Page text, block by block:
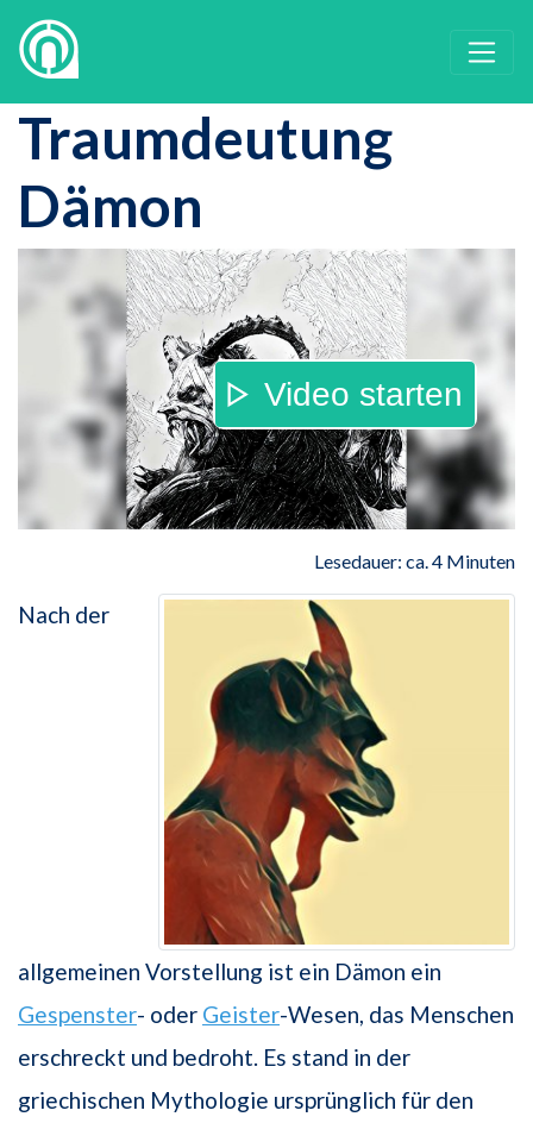
Traumdeutung
Dämon
Video starten
Lesedauer: ca. 4 Minuten
Nach der
allgemeinen Vorstellung ist ein Dämon ein
Gespenster- oder Geister-Wesen, das Menschen
erschreckt und bedroht. Es stand in der
griechischen Mythologie ursprünglich für den